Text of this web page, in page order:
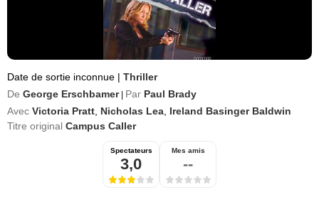
Date de sortie inconnue | Thriller
De George Erschbamer Par Paul Brady
Avec Victoria Pratt Nicholas Lea Ireland Basinger Baldwin
Titre original Campus Caller
Spectateurs
3,0
Mes amis
--